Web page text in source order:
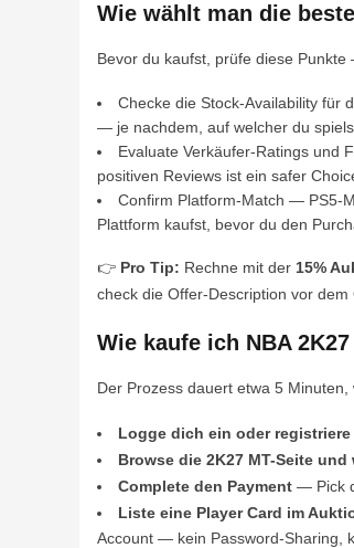
Wie wählt man die
Bevor du kaufst, prüfe diese
Checke die Stock-Availability für
— je nachdem, auf welcher du
Evaluate Verkäufer-Ratings und
positiven Reviews ist ein safer
Confirm Platform-Match — PS5-
Plattform kaufst, bevor du den
👉 Pro Tip: Rechne mit der 15%
check die Offer-Description vor
Wie kaufe ich NBA
Der Prozess dauert etwa 5
Logge dich ein oder registriere
Browse die 2K27 MT-Seite
Complete den Payment — Pick
Liste eine Player Card im
Account — kein Password-Sharing,